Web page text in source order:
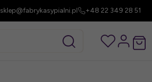
sklep@fabrykasypialni.pl +48 22 349 28 51